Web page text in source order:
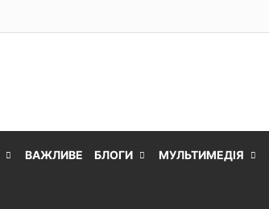
ВАЖЛИВЕ БЛОГИ МУЛЬТИМЕДІЯ